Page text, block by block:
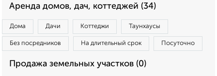
Аренда домов, дач, коттеджей (34)
Дома Дачи Коттеджи Таунхаусы
Без посредников На длительный срок Посуточно
Продажа земельных участков (0)